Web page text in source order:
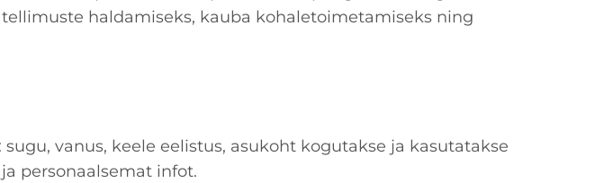
haldamiseks, kauba kohaletoimetamiseks ning
vanus, keele eelistus, asukoht kogutakse ja kasutatakse
personaalsemat infot.